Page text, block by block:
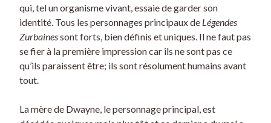
qui, tel un organisme vivant, essaie de garder son
identité. Tous les personnages principaux de Légendes
Zurbainessont forts, bien définis et uniques. Il ne faut pas
se fier à la première impression car ils ne sont pas ce
qu’ils paraissent être; ils sont résolument humains avant
tout.
La mère de Dwayne, le personnage principal, est